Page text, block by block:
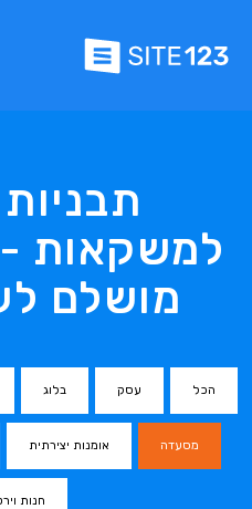
למשקאות -
מושלם
הכל עסק בלוג
מסעדה אומנות יצירתית
חנות